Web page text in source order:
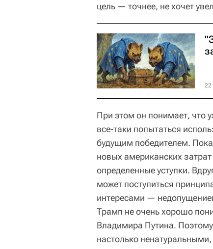
цель — точнее, не хочет
22
При этом он понимает, что
все-таки попытаться
будущим победителем.
новых американских
определенные уступки.
может поступиться
интересами —
Трамп не очень хорошо
Владимира Путина.
настолько